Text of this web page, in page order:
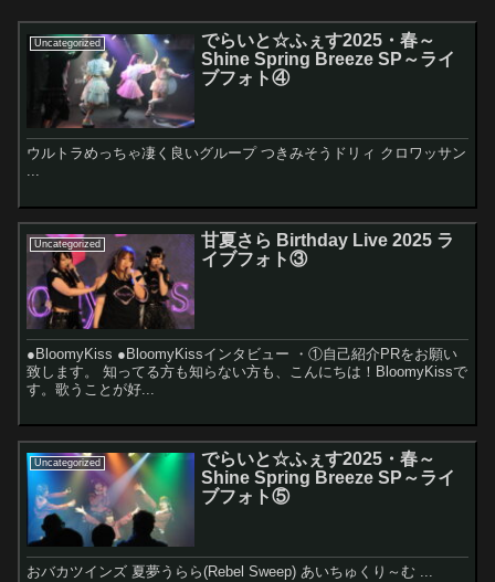
Uncategorized
でらいと☆ふぇす2025・春～
Shine Spring Breeze SP～ライ
ブフォト④
ウルトラめっちゃ凄く良いグループ つきみそうドリィ クロワッサン
...
Uncategorized
甘夏さら Birthday Live 2025 ラ
イブフォト③
●BloomyKiss ●BloomyKissインタビュー ・①自己紹介PRをお願い
致します。 知ってる方も知らない方も、こんにちは！BloomyKissで
す。歌うことが好...
Uncategorized
でらいと☆ふぇす2025・春～
Shine Spring Breeze SP～ライ
ブフォト⑤
おバカツインズ 夏夢うらら(Rebel Sweep) あいちゅくり～む ...